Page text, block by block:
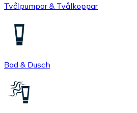
Tvålpumpar & Tvålkoppar
Bad & Dusch